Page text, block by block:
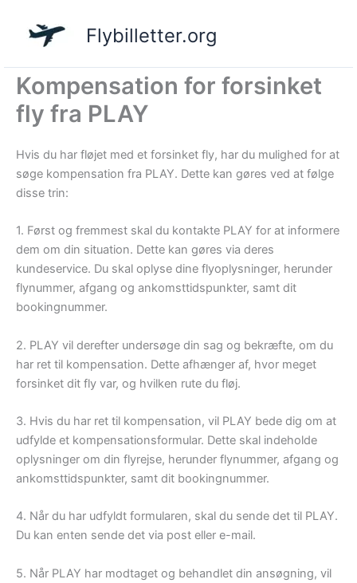
indholdet
Flybilletter.org
Kompensation for forsinket
fly fra PLAY
Hvis du har fløjet med et forsinket fly, har du mulighed for at
søge kompensation fra PLAY. Dette kan gøres ved at følge
disse trin:
1. Først og fremmest skal du kontakte PLAY for at informere
dem om din situation. Dette kan gøres via deres
kundeservice. Du skal oplyse dine flyoplysninger, herunder
flynummer, afgang og ankomsttidspunkter, samt dit
bookingnummer.
2. PLAY vil derefter undersøge din sag og bekræfte, om du
har ret til kompensation. Dette afhænger af, hvor meget
forsinket dit fly var, og hvilken rute du fløj.
3. Hvis du har ret til kompensation, vil PLAY bede dig om at
udfylde et kompensationsformular. Dette skal indeholde
oplysninger om din flyrejse, herunder flynummer, afgang og
ankomsttidspunkter, samt dit bookingnummer.
4. Når du har udfyldt formularen, skal du sende det til PLAY.
Du kan enten sende det via post eller e-mail.
5. Når PLAY har modtaget og behandlet din ansøgning, vil